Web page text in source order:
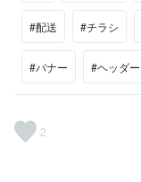
#配送 #チラシ
#バナー #ヘッダー
2